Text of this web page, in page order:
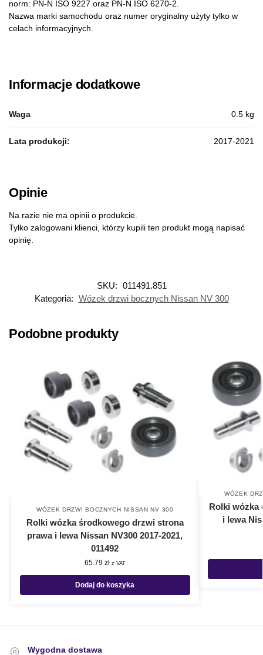
norm: PN-N ISO 9227 oraz PN-N ISO 6270-2.
Nazwa marki samochodu oraz numer oryginalny użyty tylko w
celach informacyjnych.
Informacje dodatkowe
Waga 0.5 kg
Lata produkcji: 2017-2021
Opinie
Na razie nie ma opinii o produkcie.
Tylko zalogowani klienci, którzy kupili ten produkt mogą napisać
opinię.
SKU: 011491.851
Kategoria: Wózek drzwi bocznych Nissan NV 300
Podobne produkty
WÓZEK DRZWI BOCZNYCH NISSAN NV 300
Rolki wózka środkowego drzwi strona
prawa i lewa Nissan NV300 2017-2021,
011492
65.79 zł z VAT
Dodaj do koszyka
WÓZEK
Rolki wózka
i lewa
Wygodna dostawa